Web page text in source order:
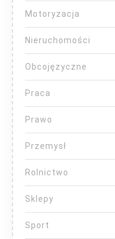
Motoryzacja
Nieruchomości
Obcojęzyczne
Praca
Prawo
Przemysł
Rolnictwo
Sklepy
Sport